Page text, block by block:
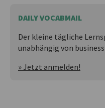
DAILY VOCABMAIL
Der kleine tägliche
unabhängig von
» Jetzt anmelden!